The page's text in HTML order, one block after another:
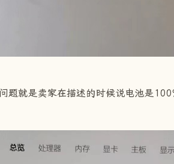
题就是卖家在描述的时候说电池是